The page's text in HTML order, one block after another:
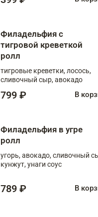
Филадельфия с
тигровой креветкой
ролл
тигровые креветки, лосось,
сливочный сыр, авокадо
799 ₽ В
Филадельфия в угре
ролл
угорь, авокадо, сливочный
кунжут, унаги соус
789 ₽ В